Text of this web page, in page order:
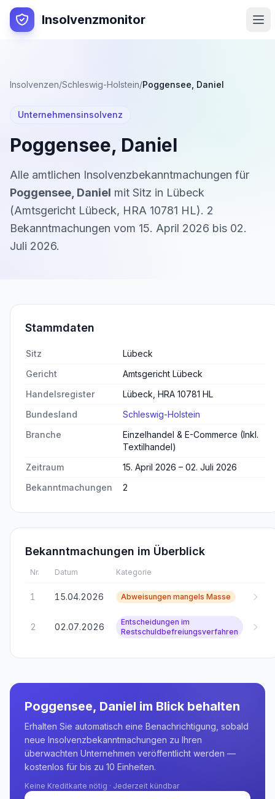
Insolvenzmonitor
Insolvenzen/Schleswig-Holstein/Poggensee, Daniel
Unternehmensinsolvenz
Poggensee, Daniel
Alle amtlichen Insolvenzbekanntmachungen für
Poggensee, Daniel mit Sitz in Lübeck
(Amtsgericht Lübeck, HRA 10781 HL). 2
Bekanntmachungen vom 15. April 2026 bis 02.
Juli 2026.
Stammdaten
Sitz
Lübeck
Gericht
Amtsgericht Lübeck
Handelsregister
Lübeck, HRA 10781 HL
Bundesland
Schleswig-Holstein
Branche
Einzelhandel & E-Commerce (Inkl.
Textilhandel)
Zeitraum
15. April 2026 – 02. Juli 2026
Bekanntmachungen
2
Bekanntmachungen im Überblick
Nr. Datum Kategorie
1 15.04.2026 Abweisungen mangels Masse
2 02.07.2026
Entscheidungen im
Restschuldbefreiungsverfahren
Poggensee, Daniel im Blick behalten
Erhalten Sie automatisch eine Benachrichtigung, sobald
neue Insolvenzbekanntmachungen zu Ihren
überwachten Unternehmen veröffentlicht werden —
kostenlos für bis zu 10 Einheiten.
Keine Kreditkarte nötig · Jederzeit kündbar